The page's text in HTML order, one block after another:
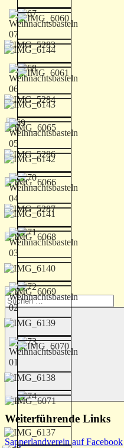
Suchen
nach:
Suchen
Weiterführende Links
Sapperlandverein auf Facebook